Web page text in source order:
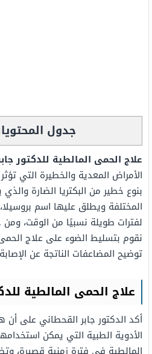
جدول
علاج الحمى المالطية للدكتور
الأمراض المعدية والخطيرة التي
بنوع خطير من البكتريا الضارة
المختلفة ويطلق عليها اسم
لفترات طويلة نسبيًا من الوقت، ومن
نقوم بتسليط الضوء على علاج الحمى
توضيح المضاعفات الناتجة عن
علاج الحمى المالطية
أكد الدكتور جابر القحطاني على أن
الأدوية الطبية التي يمكن